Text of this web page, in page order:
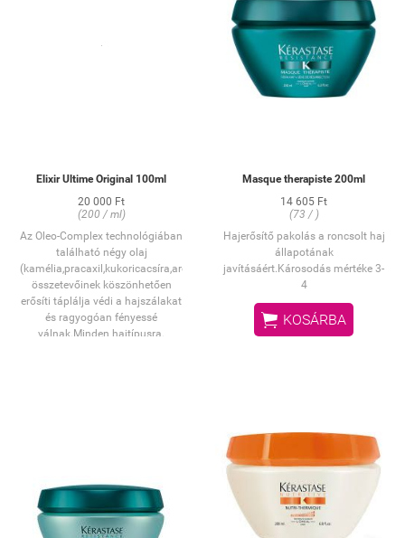
Elixir Ultime Original 100ml
20 000 Ft
(200 / ml)
Az Oleo-Complex technológiában
található négy olaj
(kamélia,pracaxil,kukoricacsíra,argánolj)külünleges
összetevőinek köszönhetően
erősíti táplálja védi a hajszálakat
és ragyogóan fényessé
válnak.Minden hajtípusra.
Masque therapiste 200ml
14 605 Ft
(73 / )
Hajerősítő pakolás a roncsolt haj
állapotának
javításáért.Károsodás mértéke 3-
4
 KOSÁRBA